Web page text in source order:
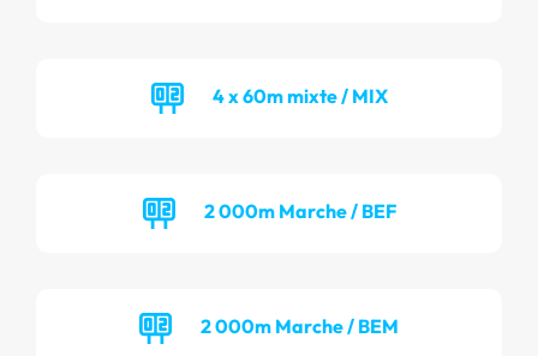
4 x 60m mixte / MIX
2 000m Marche / BEF
2 000m Marche / BEM